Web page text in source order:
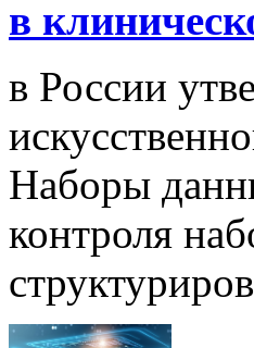
в
в России
Наборы
контроля